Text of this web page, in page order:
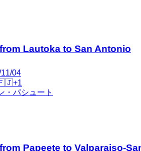
Lautoka to San Antonio
04
+1
・パシュート
Papeete to Valparaiso-